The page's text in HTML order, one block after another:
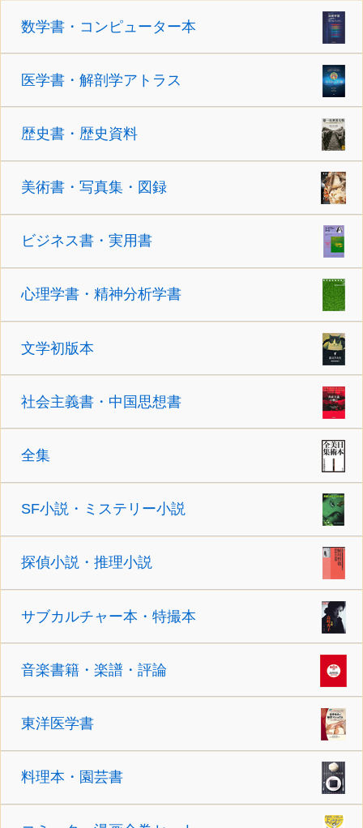
数学書・コンピューター本
医学書・解剖学アトラス
歴史書・歴史資料
美術書・写真集・図録
ビジネス書・実用書
心理学書・精神分析学書
文学初版本
社会主義書・中国思想書
全集
SF小説・ミステリー小説
探偵小説・推理小説
サブカルチャー本・特撮本
音楽書籍・楽譜・評論
東洋医学書
料理本・園芸書